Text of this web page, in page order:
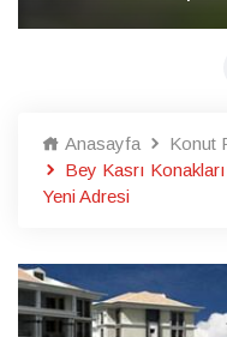
Anasayfa
Konut
Bey Kasrı
Yeni Adresi